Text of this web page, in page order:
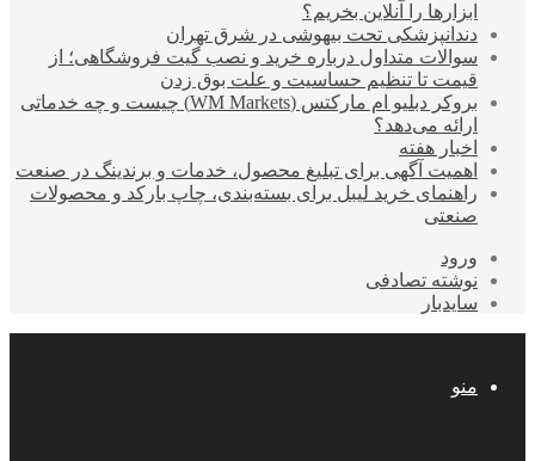
ابزارها را آنلاین بخریم؟
دندانپزشکی تحت بیهوشی در شرق تهران
سوالات متداول درباره خرید و نصب گیت فروشگاهی؛ از
قیمت تا تنظیم حساسیت و علت بوق زدن
بروکر دبلیو ام مارکتس (WM Markets) چیست و چه خدماتی
ارائه می‌دهد؟
اخبار هفته
اهمیت آگهی برای تبلیغ محصول، خدمات و برندینگ در صنعت
راهنمای خرید لیبل برای بسته‌بندی، چاپ بارکد و محصولات
صنعتی
ورود
نوشته تصادفی
سایدبار
منو